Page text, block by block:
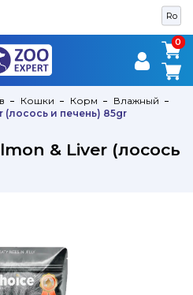
Ro
0
0
Кошки Корм
Влажный
(лосось и печень) 85gr
& Liver (лосось